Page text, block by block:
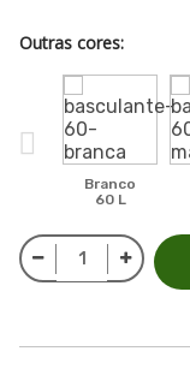
Outras cores:
Branco
60 L